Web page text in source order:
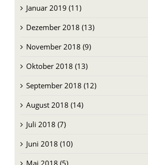
Dezember 2018 (13)
November 2018 (9)
Oktober 2018 (13)
September 2018 (12)
August 2018 (14)
Juli 2018 (7)
Juni 2018 (10)
Mai 2018 (5)
April 2018 (6)